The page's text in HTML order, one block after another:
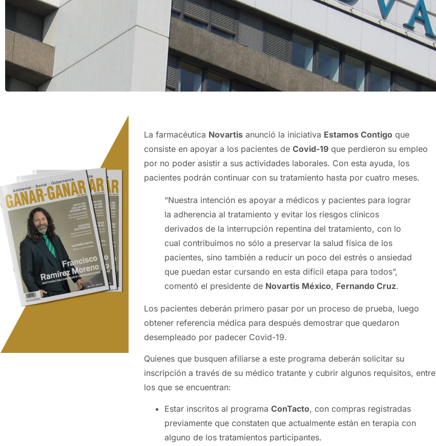
La farmacéutica Novartisanunció la iniciativa Estamos Contigoque
consiste en apoyar a los pacientes de Covid-19que perdieron su empleo
por no poder asistir a sus actividades laborales. Con esta ayuda, los
pacientes podrán continuar con su tratamiento hasta por cuatro meses.
“Nuestra intención es apoyar a médicos y pacientes para lograr
la adherencia al tratamiento y evitar los riesgos clínicos
derivados de la interrupción repentina del tratamiento, con lo
cual contribuimos no sólo a preservar la salud física de los
pacientes, sino también a reducir un poco del estrés o ansiedad
que puedan estar cursando en esta difícil etapa para todos”,
comentó el presidente de Novartis México, Fernando Cruz.
Los pacientes deberán primero pasar por un proceso de prueba, luego
obtener referencia médica para después demostrar que quedaron
desempleado por padecer Covid-19.
Quienes que busquen afiliarse a este programa deberán solicitar su
inscripción a través de su médico tratante y cubrir algunos requisitos, entre
los que se encuentran:
Estar inscritos al programa ConTacto, con compras registradas
previamente que constaten que actualmente están en terapia con
alguno de los tratamientos participantes.